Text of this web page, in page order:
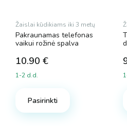
Žaislai kūdikiams iki 3 metų
Pakraunamas telefonas
vaikui rožinė spalva
10.90 €
1-2 d.d.
Pasirinkti